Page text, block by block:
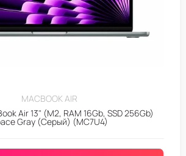
MACBOOK AIR
Air 13" (M2, RAM 16Gb, SSD 256Gb)
Gray (Серый) (MC7U4)